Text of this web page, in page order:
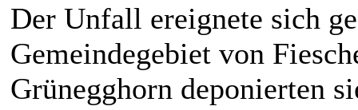
Der Unfall ereignete sich
Gemeindegebiet von
Grünegghorn deponierten